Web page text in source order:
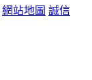
網站地圖 誠信